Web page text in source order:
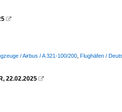

/ Airbus / A 321-100/200 Flughäfen /
22.02.2025 